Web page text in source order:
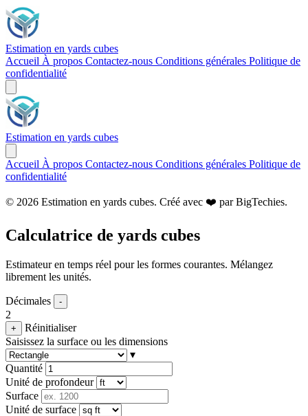
Estimation en yards cubes
Accueil À propos Contactez-nous Conditions générales Politique de
confidentialité
Estimation en yards cubes
Accueil À propos Contactez-nous Conditions générales Politique de
confidentialité
© 2026 Estimation en yards cubes. Créé avec ❤️ parBigTechies.
Calculatrice de yards cubes
Estimateur en temps réel pour les formes courantes. Mélangez
librement les unités.
Décimales -
2
+
Réinitialiser
Saisissez la surface ou les dimensions
▾
Quantité
Unité de profondeur
Surface
Unité de surface